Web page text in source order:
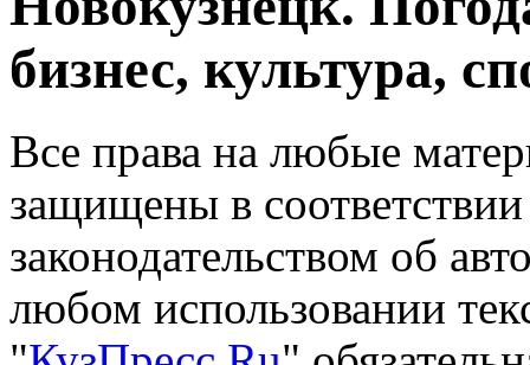
бизнес, культура,
Все права на любые
защищены в
законодательством об
любом использовании